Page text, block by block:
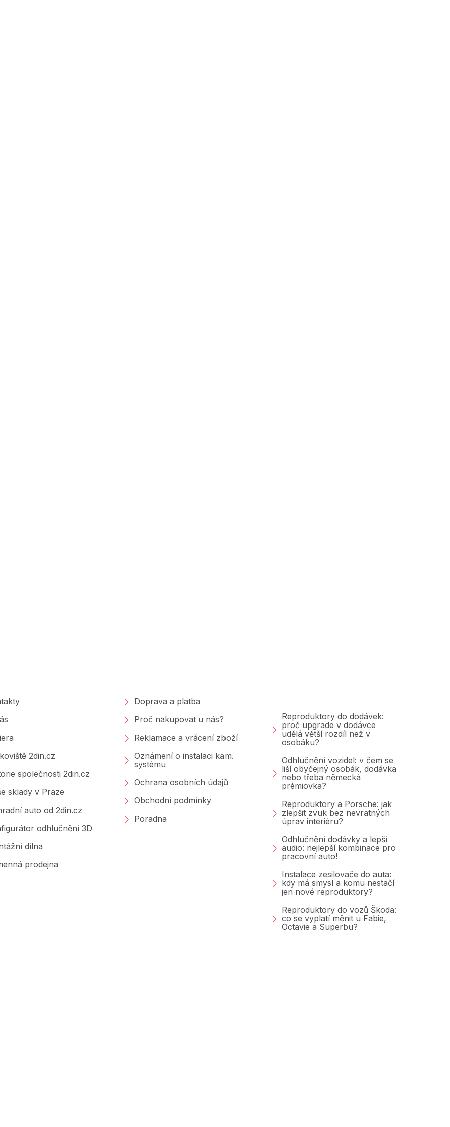
2din.cz
společnosti 2din.cz
sklady v Praze
auto od 2din.cz
odhlučnění 3D
dílna
prodejna
Doprava a platba
Proč nakupovat u nás?
Reklamace a vrácení zboží
Oznámení o instalaci kam.
systému
Ochrana osobních údajů
Obchodní podmínky
Poradna
Reproduktory do dodávek:
proč upgrade v dodávce
udělá větší rozdíl než v
osobáku?
Odhlučnění vozidel: v čem se
liší obyčejný osobák, dodávka
nebo třeba německá
prémiovka?
Reproduktory a Porsche: jak
zlepšit zvuk bez nevratných
úprav interiéru?
Odhlučnění dodávky a lepší
audio: nejlepší kombinace pro
pracovní auto!
Instalace zesilovače do auta:
kdy má smysl a komu nestačí
jen nové reproduktory?
Reproduktory do vozů Škoda:
co se vyplatí měnit u Fabie,
Octavie a Superbu?